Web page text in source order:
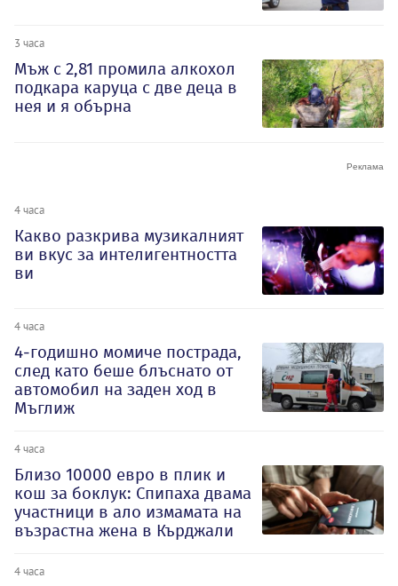
3 часа
Мъж с 2,81 промила алкохол
подкара каруца с две деца в
нея и я обърна
4 часа
Какво разкрива музикалният
ви вкус за интелигентността
ви
4 часа
4-годишно момиче пострада,
след като беше блъснато от
автомобил на заден ход в
Мъглиж
4 часа
Близо 10000 евро в плик и
кош за боклук: Спипаха двама
участници в ало измамата на
възрастна жена в Кърджали
4 часа